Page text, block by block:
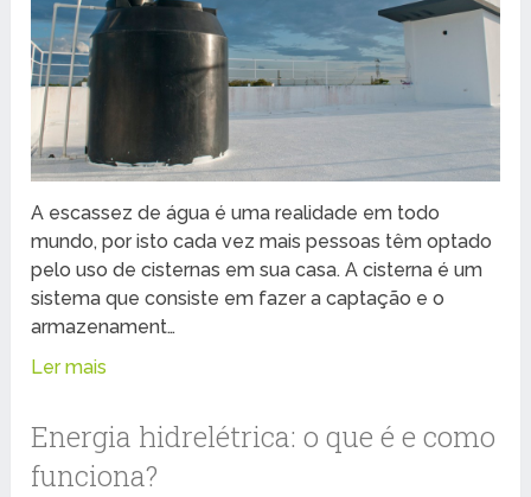
A escassez de água é uma realidade em todo
mundo, por isto cada vez mais pessoas têm optado
pelo uso de cisternas em sua casa. A cisterna é um
sistema que consiste em fazer a captação e o
armazenament…
Ler mais
Energia hidrelétrica: o que é e como
funciona?